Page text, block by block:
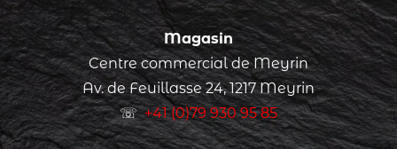
Magasin
Centre commercial de Meyrin
Av. de Feuillasse 24, 1217 Meyrin
☏+41 (0)79 930 95 85